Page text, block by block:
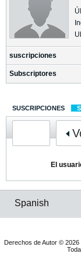
suscripciones
Subscriptores
SUSCRIPCIONES
El
Spanish
Derechos de Autor ©